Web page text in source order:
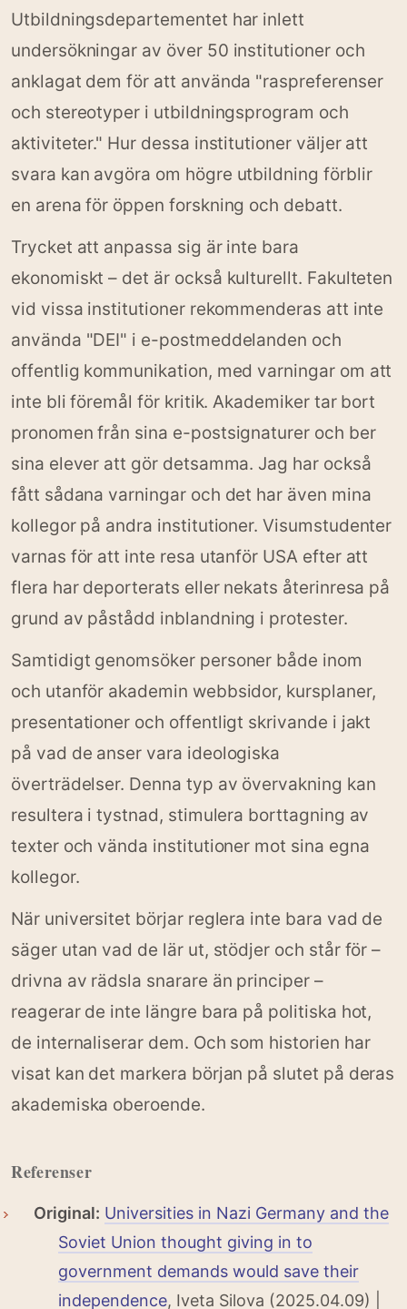
Utbildningsdepartementet har inlett
undersökningar av över 50 institutioner och
anklagat dem för att använda "raspreferenser
och stereotyper i utbildningsprogram och
aktiviteter." Hur dessa institutioner väljer att
svara kan avgöra om högre utbildning förblir
en arena för öppen forskning och debatt.
Trycket att anpassa sig är inte bara
ekonomiskt – det är också kulturellt. Fakulteten
vid vissa institutioner rekommenderas att inte
använda "DEI" i e-postmeddelanden och
offentlig kommunikation, med varningar om att
inte bli föremål för kritik. Akademiker tar bort
pronomen från sina e-postsignaturer och ber
sina elever att gör detsamma. Jag har också
fått sådana varningar och det har även mina
kollegor på andra institutioner. Visumstudenter
varnas för att inte resa utanför USA efter att
flera har deporterats eller nekats återinresa på
grund av påstådd inblandning i protester.
Samtidigt genomsöker personer både inom
och utanför akademin webbsidor, kursplaner,
presentationer och offentligt skrivande i jakt
på vad de anser vara ideologiska
överträdelser. Denna typ av övervakning kan
resultera i tystnad, stimulera borttagning av
texter och vända institutioner mot sina egna
kollegor.
När universitet börjar reglera inte bara vad de
säger utan vad de lär ut, stödjer och står för –
drivna av rädsla snarare än principer –
reagerar de inte längre bara på politiska hot,
de internaliserar dem. Och som historien har
visat kan det markera början på slutet på deras
akademiska oberoende.
Referenser
Original: Universities in Nazi Germany and the
Soviet Union thought giving in to
government demands would save their
independence, Iveta Silova (2025.04.09) |